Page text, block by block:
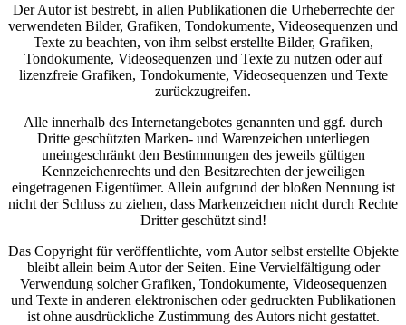
Der Autor ist bestrebt, in allen Publikationen die Urheberrechte der
verwendeten Bilder, Grafiken, Tondokumente, Videosequenzen und
Texte zu beachten, von ihm selbst erstellte Bilder, Grafiken,
Tondokumente, Videosequenzen und Texte zu nutzen oder auf
lizenzfreie Grafiken, Tondokumente, Videosequenzen und Texte
zurückzugreifen.
Alle innerhalb des Internetangebotes genannten und ggf. durch
Dritte geschützten Marken- und Warenzeichen unterliegen
uneingeschränkt den Bestimmungen des jeweils gültigen
Kennzeichenrechts und den Besitzrechten der jeweiligen
eingetragenen Eigentümer. Allein aufgrund der bloßen Nennung ist
nicht der Schluss zu ziehen, dass Markenzeichen nicht durch Rechte
Dritter geschützt sind!
Das Copyright für veröffentlichte, vom Autor selbst erstellte Objekte
bleibt allein beim Autor der Seiten. Eine Vervielfältigung oder
Verwendung solcher Grafiken, Tondokumente, Videosequenzen
und Texte in anderen elektronischen oder gedruckten Publikationen
ist ohne ausdrückliche Zustimmung des Autors nicht gestattet.